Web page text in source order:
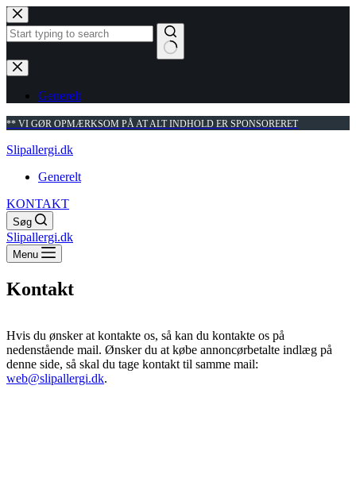
Fortsæt
til
indhold
Ingen
resultater
Generelt
** VI GØR OPMÆRKSOM PÅ AT ALT INDHOLD ER SPONSORERET
Slipallergi.dk
Generelt
KONTAKT
Søg
Slipallergi.dk
Menu
Kontakt
Hvis du ønsker at kontakte os, så kan du kontakte os på
nedenstående mail. Ønsker du at købe annoncørbetalte indlæg på
denne side, så skal du tage kontakt til samme mail:
web@slipallergi.dk.